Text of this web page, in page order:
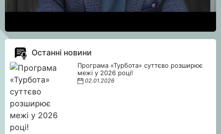
Останні новини
Програма «Турбота» суттєво розширює
межі у 2026 році!
02.01.2026